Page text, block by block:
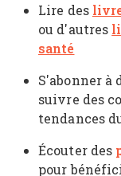
Lire des
ou d'autres
santé
S'abonner à
suivre des
tendances
Écouter des
pour